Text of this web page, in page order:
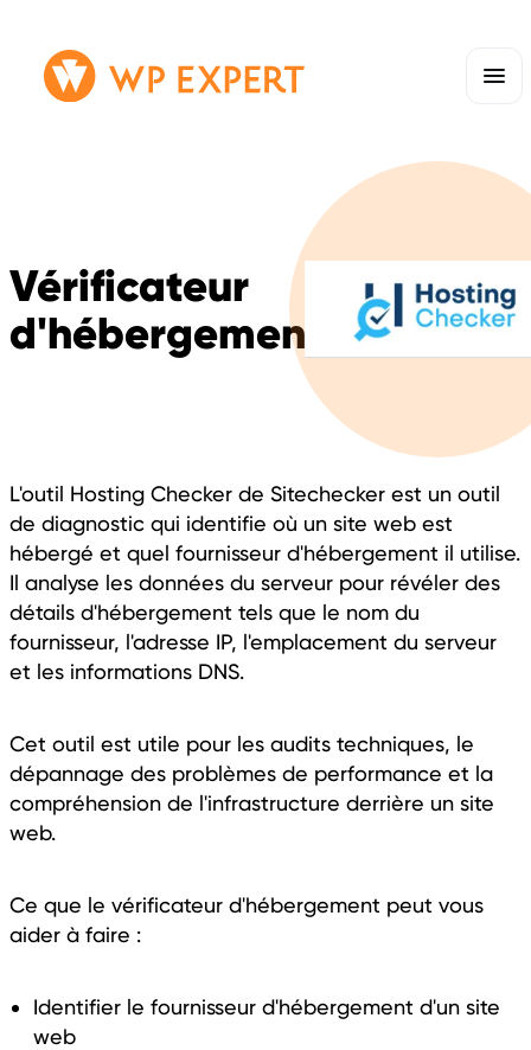
Passer
au
Lien
page
Vérificateur
d'hébergement
L'outil Hosting Checker de Sitechecker est un outil
de diagnostic qui identifie où un site web est
hébergé et quel fournisseur d'hébergement il utilise.
Il analyse les données du serveur pour révéler des
détails d'hébergement tels que le nom du
fournisseur, l'adresse IP, l'emplacement du serveur
et les informations DNS.
Cet outil est utile pour les audits techniques, le
dépannage des problèmes de performance et la
compréhension de l'infrastructure derrière un site
web.
Ce que le vérificateur d'hébergement peut vous
aider à faire :
Identifier le fournisseur d'hébergement d'un site
web